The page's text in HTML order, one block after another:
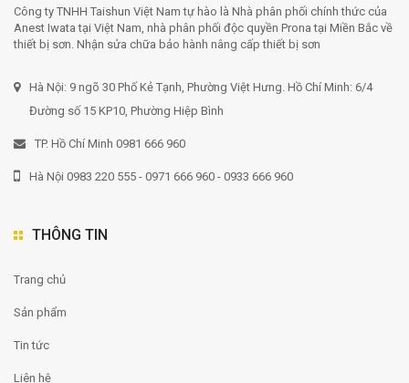
Công ty TNHH Taishun Việt Nam tự hào là Nhà phân phối chính thức của
Anest Iwata tại Việt Nam, nhà phân phối độc quyền Prona tại Miền Bắc về
thiết bị sơn. Nhận sửa chữa bảo hành nâng cấp thiết bị sơn
Hà Nội: 9 ngõ 30 Phố Kẻ Tạnh, Phường Việt Hưng. Hồ Chí Minh: 6/4
Đường số 15 KP10, Phường Hiệp Bình
TP. Hồ Chí Minh 0981 666 960
Hà Nội 0983 220 555 - 0971 666 960 - 0933 666 960
THÔNG TIN
Trang chủ
Sản phẩm
Tin tức
Liên hệ